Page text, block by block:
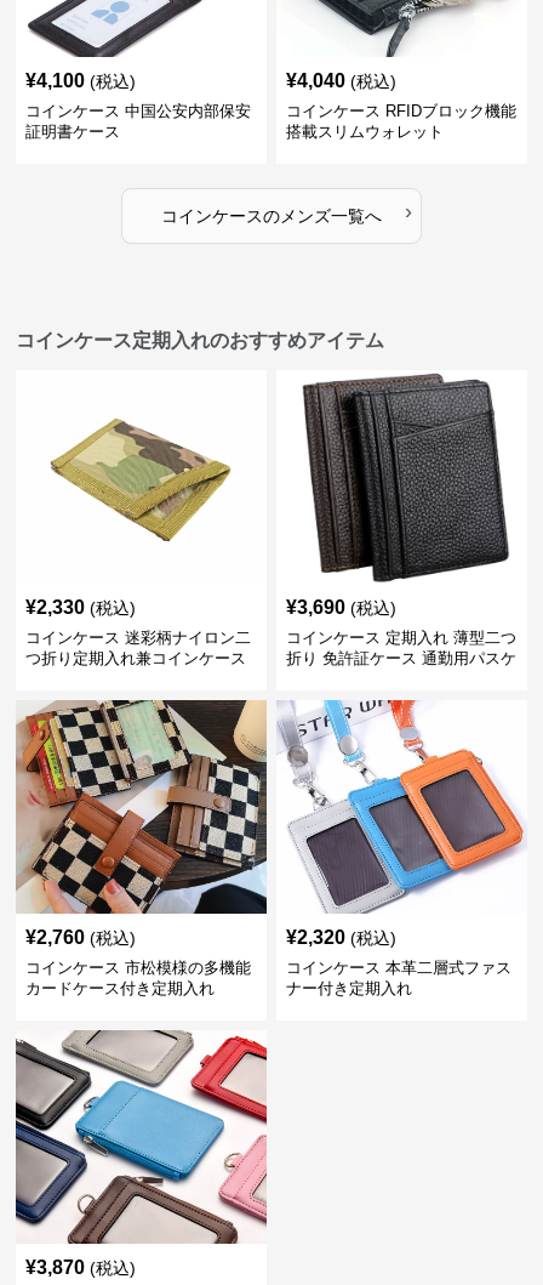
¥4,100 (税込)
コインケース 中国公安内部保安
証明書ケース
¥4,040 (税込)
コインケース RFIDブロック機能
搭載スリムウォレット
コインケースのメンズ一覧へ ›
コインケース定期入れのおすすめアイテム
¥2,330 (税込)
コインケース 迷彩柄ナイロン二
つ折り定期入れ兼コインケース
¥3,690 (税込)
コインケース 定期入れ 薄型二つ
折り 免許証ケース 通勤用パスケ
¥2,760 (税込)
コインケース 市松模様の多機能
カードケース付き定期入れ
¥2,320 (税込)
コインケース 本革二層式ファス
ナー付き定期入れ
¥3,870 (税込)